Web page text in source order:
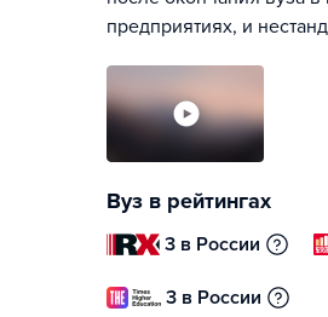
предприятиях, и
Вуз в рейтингах
3 в России
3 в России